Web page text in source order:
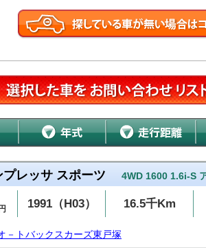
プレッサ スポーツ 4WD 1600 1.6i-S
1991（H03） 16.5千Km
－トバックスカーズ東戸塚